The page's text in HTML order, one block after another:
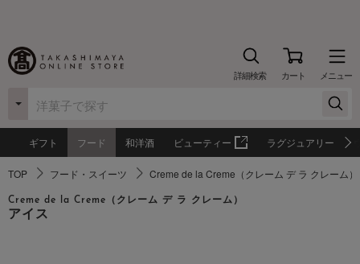
詳細検索 カート メニュー
ギフト フード 和洋酒 ビューティー ラグジュアリー
TOP フード・スイーツ Creme de la Creme（クレーム デ ラ クレーム）
Creme de la Creme（クレーム デ ラ クレーム）
アイス